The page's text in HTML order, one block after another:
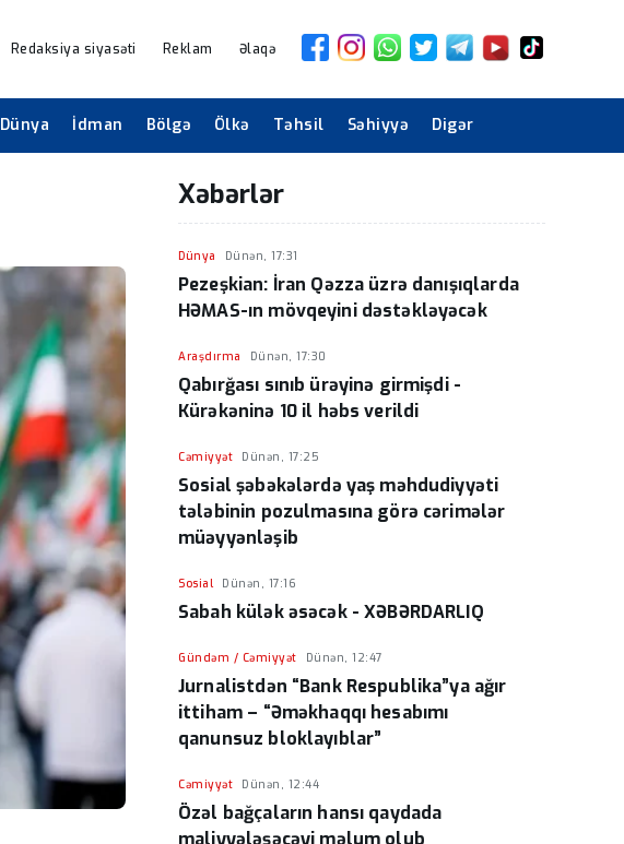
Redaksiya siyasəti Reklam Əlaqə
Dünya İdman Bölgə Ölkə Təhsil Səhiyyə Digər
Xəbərlər
Dünya Dünən, 17:31
Pezeşkian: İran Qəzza üzrə danışıqlarda
HƏMAS-ın mövqeyini dəstəkləyəcək
Araşdırma Dünən, 17:30
Qabırğası sınıb ürəyinə girmişdi -
Kürəkəninə 10 il həbs verildi
Cəmiyyət Dünən, 17:25
Sosial şəbəkələrdə yaş məhdudiyyəti
tələbinin pozulmasına görə cərimələr
müəyyənləşib
Sosial Dünən, 17:16
Sabah külək əsəcək - XƏBƏRDARLIQ
Gündəm / Cəmiyyət Dünən, 12:47
Jurnalistdən “Bank Respublika”ya ağır
ittiham – “Əməkhaqqı hesabımı
qanunsuz bloklayıblar”
Cəmiyyət Dünən, 12:44
Özəl bağçaların hansı qaydada
maliyyələşəcəyi məlum olub